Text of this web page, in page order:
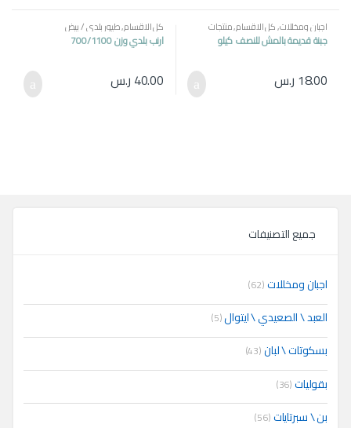
اجبان ومخللات,كل الاقسام,منتجات
مصرية
جبنة قديمة بالمش للنصف كيلو
18.00 ر.س
كل الاقسام,طيور بلدي / بيض
ارنب بلدي وزن 700/1100
40.00 ر.س
جميع التصنيفات
اجبان ومخللات(62)
العبد \ الصعيدي \ ايتوال(5)
بسكوتات \ لبان(43)
بقوليات(36)
بن \ سبرتايات(56)